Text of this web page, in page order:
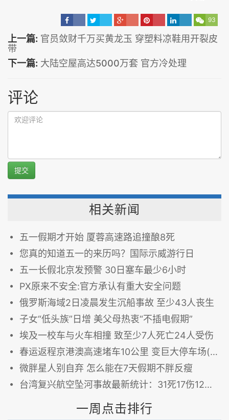
93
上一篇: 官员敛财千万买黄龙玉 穿塑料凉鞋用开裂皮
带
下一篇: 大陆空屋高达5000万套 官方冷处理
评论
提交
相关新闻
五一假期才开始 厦蓉高速路追撞酿8死
您真的知道五一的来历吗？国际示威游行日
五一长假北京发预警 30日塞车最少6小时
PX原来不安全:官方承认有重大安全问题
俄罗斯海域2日凌晨发生沉船事故 至少43人丧生
子女“低头族”日增 美父母热衷“不插电假期”
埃及一校车与火车相撞 致至少7人死亡24人受伤
春运返程京港澳高速堵车10公里 变巨大停车场(图)
微胖星人别自弃 怎么能在7天假期不胖反瘦
台湾复兴航空坠河事故最新统计：31死17伤12失踪
一周点击排行